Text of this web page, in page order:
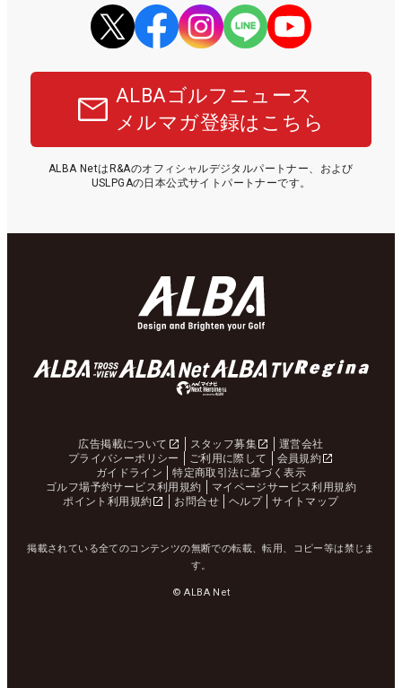
ALBAゴルフニュース
メルマガ登録はこちら
ALBA NetはR&Aのオフィシャルデジタルパートナー、および
USLPGAの日本公式サイトパートナーです。
広告掲載について スタッフ募集
運営会社
プライバシーポリシー
ご利用に際して
会員規約
ガイドライン
特定商取引法に基づく表示
ゴルフ場予約サービス利用規約
マイページサービス利用規約
ポイント利用規約
お問合せ ヘルプ サイトマップ
掲載されている全てのコンテンツの無断での転載、転用、コピー等は禁じま
す。
© ALBA Net